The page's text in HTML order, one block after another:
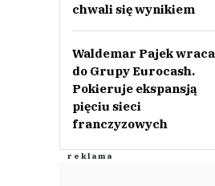
chwali się wynikiem
Waldemar Pajek wraca
do Grupy Eurocash.
Pokieruje ekspansją
pięciu sieci
franczyzowych